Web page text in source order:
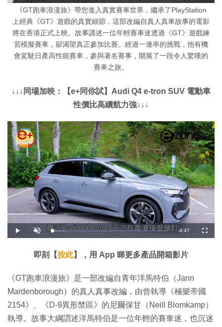
《GT跑車浪漫旅》帶您進入真實賽車世界，繼承了PlayStation
上經典《GT》遊戲的真實細節，這部改編自真人真車故事的電影
將在香港正式上映。故事講述一位年輕賽車迷透過《GT》遊戲練
習模擬賽車，卻渴望真正參加比賽。經過一連串的挑戰，他有機
會駕駛日產高性能賽車，參與著名賽事，開展了一段令人驚嘆的
賽車之旅。
↓↓↓同場加映：【e+同你試】Audi Q4 e-tron SUV 電動車
性價比高續航力強↓↓↓
播
放
開
啟
載
入
:
1
9
%
剩
時
間
-4:47
全
螢
即刻【按此】，用 App 睇更多產品開箱影片
《GT跑車浪漫旅》是一部改編自青年洋馬特伯（Jann
Mardenborough）的真人真事改編，由曾執導《極樂帝國
2154》、《D-9異形禁區》的尼爾保甘（Neill Blomkamp）
執導。故事大綱謂述洋馬特伯是一位年輕的賽車迷，也沉迷